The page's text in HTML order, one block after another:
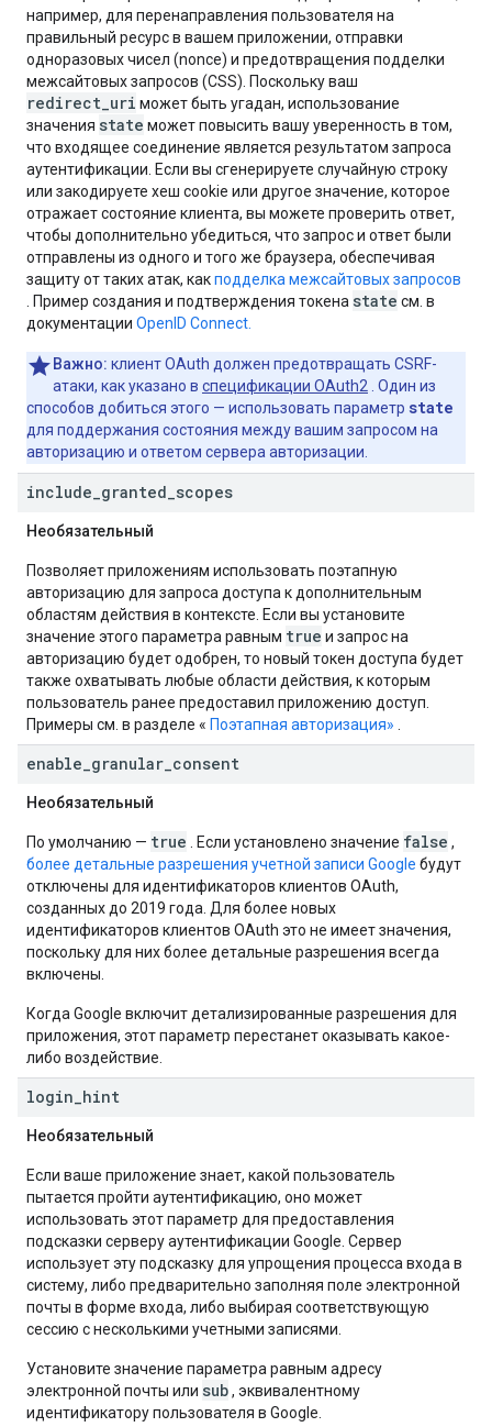
например, для перенаправления пользователя на
правильный ресурс в вашем приложении, отправки
одноразовых чисел (nonce) и предотвращения подделки
межсайтовых запросов (CSS). Поскольку ваш
redirect_uri может быть угадан, использование
значения state может повысить вашу уверенность в том,
что входящее соединение является результатом запроса
аутентификации. Если вы сгенерируете случайную строку
или закодируете хеш cookie или другое значение, которое
отражает состояние клиента, вы можете проверить ответ,
чтобы дополнительно убедиться, что запрос и ответ были
отправлены из одного и того же браузера, обеспечивая
защиту от таких атак, какподделка межсайтовых запросов
. Пример создания и подтверждения токена state см. в
документации OpenID Connect.
Важно: клиент OAuth должен предотвращать CSRF-
атаки, как указано в спецификации OAuth2 . Один из
способов добиться этого — использовать параметр state
для поддержания состояния между вашим запросом на
авторизацию и ответом сервера авторизации.
include granted scopes
Необязательный
Позволяет приложениям использовать поэтапную
авторизацию для запроса доступа к дополнительным
областям действия в контексте. Если вы установите
значение этого параметра равным true и запрос на
авторизацию будет одобрен, то новый токен доступа будет
также охватывать любые области действия, к которым
пользователь ранее предоставил приложению доступ.
Примеры см. в разделе « Поэтапная авторизация»
enable granular consent
Необязательный
По умолчанию — true . Если установлено значение false ,
более детальные разрешения учетной записи Google будут
отключены для идентификаторов клиентов OAuth,
созданных до 2019 года. Для более новых
идентификаторов клиентов OAuth это не имеет значения,
поскольку для них более детальные разрешения всегда
включены.
Когда Google включит детализированные разрешения для
приложения, этот параметр перестанет оказывать какое-
либо воздействие.
login hint
Необязательный
Если ваше приложение знает, какой пользователь
пытается пройти аутентификацию, оно может
использовать этот параметр для предоставления
подсказки серверу аутентификации Google. Сервер
использует эту подсказку для упрощения процесса входа в
систему, либо предварительно заполняя поле электронной
почты в форме входа, либо выбирая соответствующую
сессию с несколькими учетными записями.
Установите значение параметра равным адресу
электронной почты или sub, эквивалентному
идентификатору пользователя в Google.